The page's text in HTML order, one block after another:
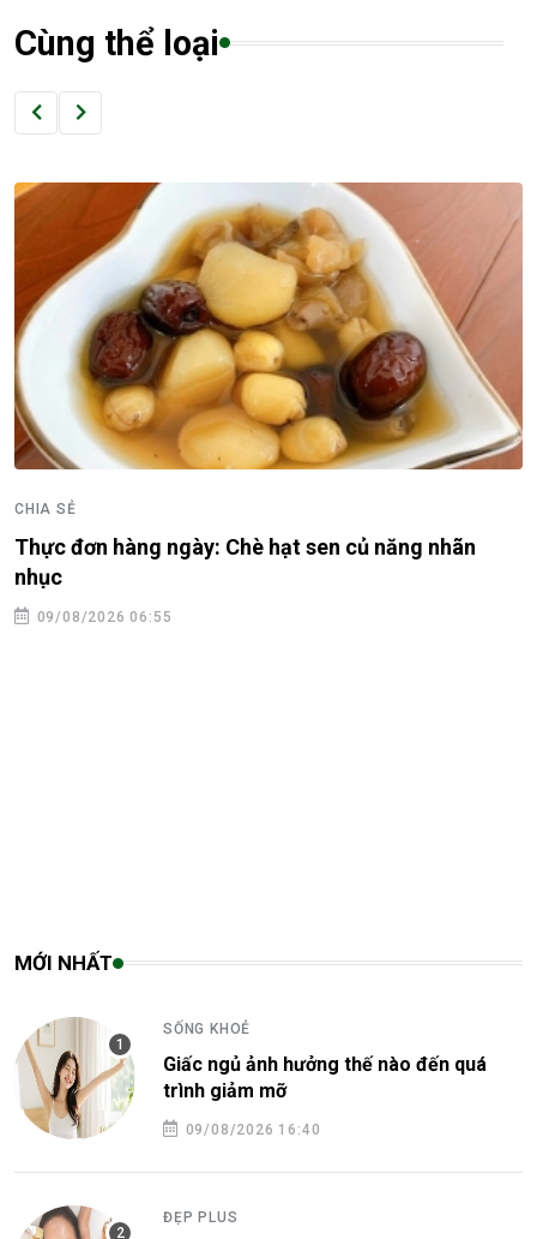
Cùng thể loại
CHIA SẺ
Thực đơn hàng ngày: Chè hạt sen củ năng nhãn
nhục
09/08/2026 06:55
MỚI NHẤT
SỐNG KHOẺ
Giấc ngủ ảnh hưởng thế nào đến quá
trình giảm mỡ
09/08/2026 16:40
ĐẸP PLUS